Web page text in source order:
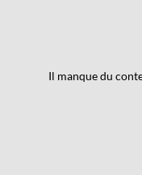
Il manque du